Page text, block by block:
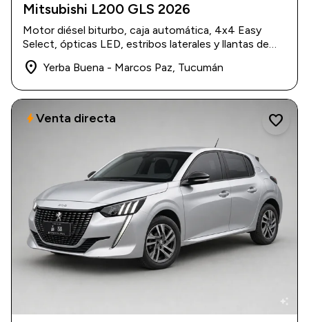
2026 0 km
$ 47.500
Mitsubishi L200 GLS 2026
Motor diésel biturbo, caja automática, 4x4 Easy
Select, ópticas LED, estribos laterales y llantas de
aleación.
place Yerba Buena - Marcos Paz, Tucumán
auto_awesome
favorite
boltVenta directa